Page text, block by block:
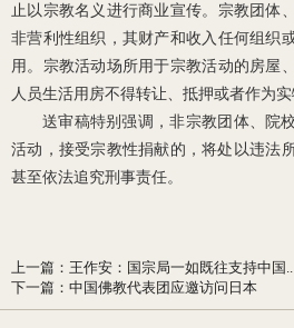
止以宗教名义进行商业宣传。宗教团体
非营利性组织，其财产和收入任何组织
用。宗教活动场所用于宗教活动的房屋
人员生活用房不得转让、抵押或者作为实
送审稿特别强调，非宗教团体、院
活动，接受宗教性捐献的，将处以违法
甚至依法追究刑事责任。
上一篇 ： 王作安：国宗局一如既往支持中国..
下一篇 ： 中国佛教代表团应邀访问日本